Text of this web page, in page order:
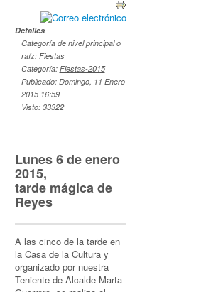
Detalles
Categoría de nivel principal o
raíz: Fiestas
Categoría: Fiestas-2015
Publicado: Domingo, 11 Enero
2015 16:59
Visto: 33322
Lunes 6 de enero
2015,
tarde mágica de
Reyes
A las cinco de la tarde en
la Casa de la Cultura y
organizado por nuestra
Teniente de Alcalde Marta